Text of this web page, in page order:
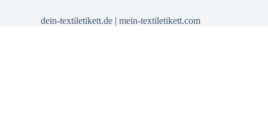
dein-textiletikett.de |mein-textiletikett.com